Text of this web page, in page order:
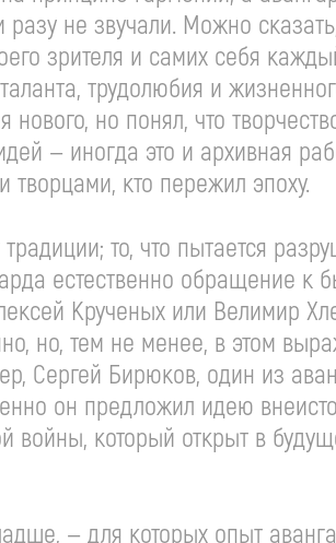
не звучали. Можно
зрителя и самих себя
трудолюбия и
но понял, что
— иногда это и архивная
кто пережил эпоху.
традиции; то, что пытается
естественно обращение
Крученых или Велимир
но, тем не менее, в этом
Сергей Бирюков, один из
он предложил идею
который открыт в
— для которых опыт